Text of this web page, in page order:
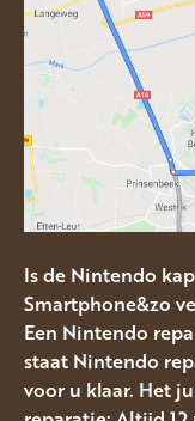
Is de Nintendo
Smartphone&zo
Een Nintendo
staat Nintendo
voor u klaar. Het